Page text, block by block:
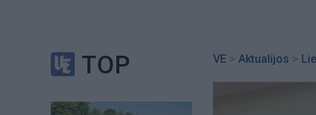
TOP VE > Aktualijos >